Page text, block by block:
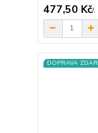
477,50 Kč/.
DOPRAVA